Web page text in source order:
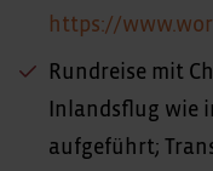
https://
Rundreise mit
Inlandsflug wie
aufgeführt;